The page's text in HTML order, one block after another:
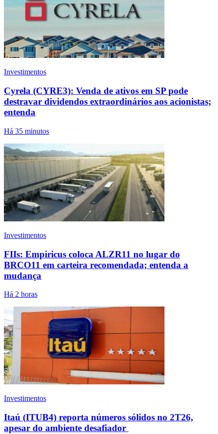
Investimentos
Cyrela (CYRE3): Venda de ativos em SP pode
destravar dividendos extraordinários aos acionistas;
entenda
Há 35 minutos
Investimentos
FIIs: Empiricus coloca ALZR11 no lugar do
BRCO11 em carteira recomendada; entenda a
mudança
Há 2 horas
Investimentos
Itaú (ITUB4) reporta números sólidos no 2T26,
apesar do ambiente desafiador